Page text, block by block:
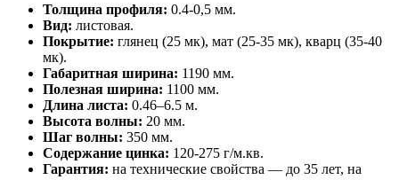
Толщина профиля: 0.4-0,5 мм.
Вид: листовая.
Покрытие: глянец (25 мк), мат (25-35 мк), кварц (35-40
мк).
Габаритная ширина: 1190 мм.
Полезная ширина: 1100 мм.
Длина листа: 0.46–6.5 м.
Высота волны: 20 мм.
Шаг волны: 350 мм.
Содержание цинка: 120-275 г/м.кв.
Гарантия: на технические свойства — до 35 лет, на